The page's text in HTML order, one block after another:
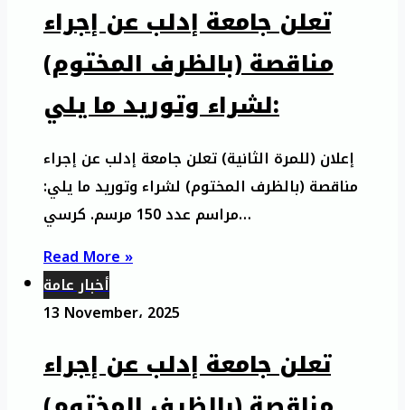
تعلن جامعة إدلب عن إجراء
مناقصة (بالظرف المختوم)
لشراء وتوريد ما يلي:
إعلان (للمرة الثانية) تعلن جامعة إدلب عن إجراء
مناقصة (بالظرف المختوم) لشراء وتوريد ما يلي:
مراسم عدد 150 مرسم. كرسي…
Read More »
أخبار عامة
13 November، 2025
تعلن جامعة إدلب عن إجراء